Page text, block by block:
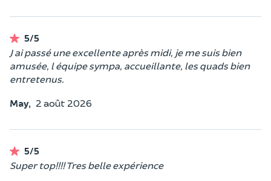
5/5
J ai passé une excellente après midi, je me suis bien
amusée, l équipe sympa, accueillante, les quads bien
entretenus.
May, 2 août 2026
5/5
Super top!!!! Tres belle expérience